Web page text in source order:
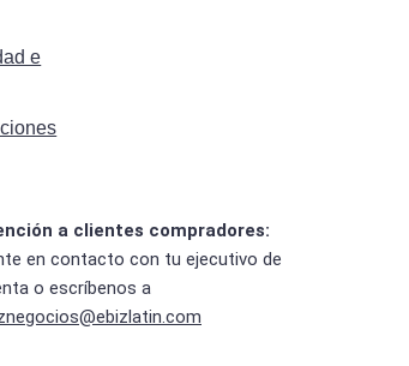
e
a clientes compradores:
en contacto con tu ejecutivo de
o escríbenos a